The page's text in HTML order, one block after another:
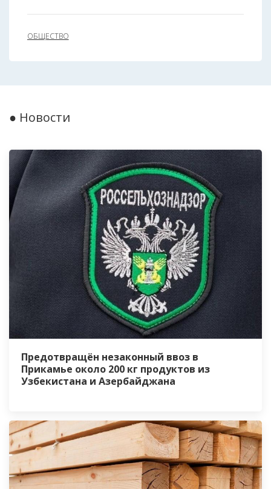
ОБЩЕСТВО
● Новости
Предотвращён незаконный ввоз в
Прикамье около 200 кг продуктов из
Узбекистана и Азербайджана